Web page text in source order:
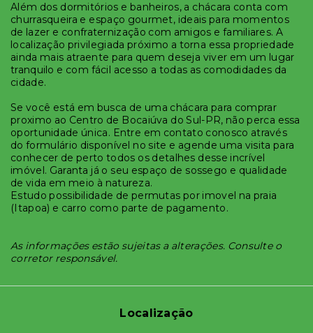
Além dos dormitórios e banheiros, a chácara conta com
churrasqueira e espaço gourmet, ideais para momentos
de lazer e confraternização com amigos e familiares. A
localização privilegiada próximo a torna essa propriedade
ainda mais atraente para quem deseja viver em um lugar
tranquilo e com fácil acesso a todas as comodidades da
cidade.
Se você está em busca de uma chácara para comprar
proximo ao Centro de Bocaiúva do Sul-PR, não perca essa
oportunidade única. Entre em contato conosco através
do formulário disponível no site e agende uma visita para
conhecer de perto todos os detalhes desse incrível
imóvel. Garanta já o seu espaço de sossego e qualidade
de vida em meio à natureza.
Estudo possibilidade de permutas por imovel na praia
(Itapoa) e carro como parte de pagamento.
As informações estão sujeitas a alterações. Consulte o
corretor responsável.
Localização